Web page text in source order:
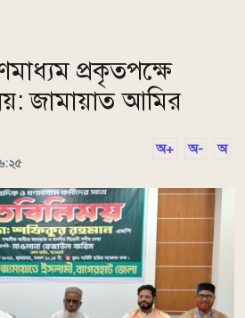
প্রকৃতপক্ষে
জামায়াত আমির
অ+ অ- অ